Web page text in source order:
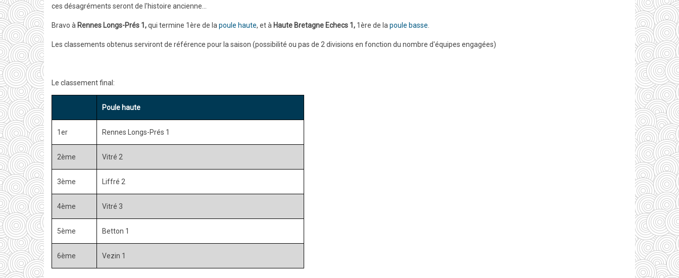
ces désagréments seront de l'histoire ancienne...
Bravo à Rennes Longs-Prés 1,qui termine 1ère de la poule haute, et à Haute Bretagne Echecs 1, 1ère de la poule basse
Les classements obtenus serviront de référence pour la saison (possibilité ou pas de 2 divisions en fonction du nombre d'équipes engagées)
Le classement final:
Poule haute
1er Rennes Longs-Prés 1
2ème Vitré 2
3ème Liffré 2
4ème Vitré 3
5ème Betton 1
6ème Vezin 1